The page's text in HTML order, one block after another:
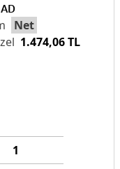
AD
Net
1.474,06 TL